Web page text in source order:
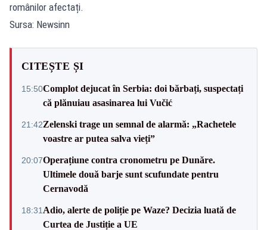
românilor afectați.
Sursa: Newsinn
CITEȘTE ȘI
15:50Complot dejucat în Serbia: doi bărbați, suspectați
că plănuiau asasinarea lui Vučić
21:42Zelenski trage un semnal de alarmă: „Rachetele
voastre ar putea salva vieți”
20:07Operațiune contra cronometru pe Dunăre.
Ultimele două barje sunt scufundate pentru
Cernavodă
18:31 Adio, alerte de poliție pe Waze? Decizia luată de
Curtea de Justiție a UE